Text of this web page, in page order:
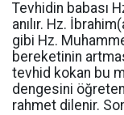
Tevhidin babası
anılır. Hz.
gibi Hz.
bereketinin
tevhid kokan bu
dengesini
rahmet dilenir.